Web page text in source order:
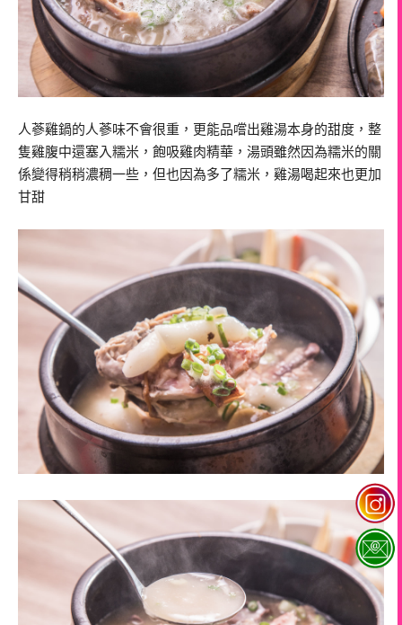
人蔘雞鍋的人蔘味不會很重，更能品嚐出雞湯本身的甜度，整
隻雞腹中還塞入糯米，飽吸雞肉精華，湯頭雖然因為糯米的關
係變得稍稍濃稠一些，但也因為多了糯米，雞湯喝起來也更加
甘甜